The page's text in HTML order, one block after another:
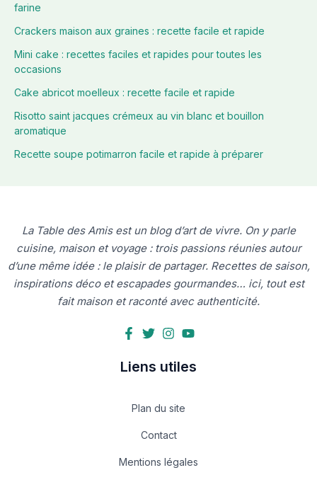
farine
Crackers maison aux graines : recette facile et rapide
Mini cake : recettes faciles et rapides pour toutes les
occasions
Cake abricot moelleux : recette facile et rapide
Risotto saint jacques crémeux au vin blanc et bouillon
aromatique
Recette soupe potimarron facile et rapide à préparer
La Table des Amis est un blog d’art de vivre. On y parle
cuisine, maison et voyage : trois passions réunies autour
d’une même idée : le plaisir de partager. Recettes de saison,
inspirations déco et escapades gourmandes… ici, tout est
fait maison et raconté avec authenticité.
Liens utiles
Plan du site
Contact
Mentions légales